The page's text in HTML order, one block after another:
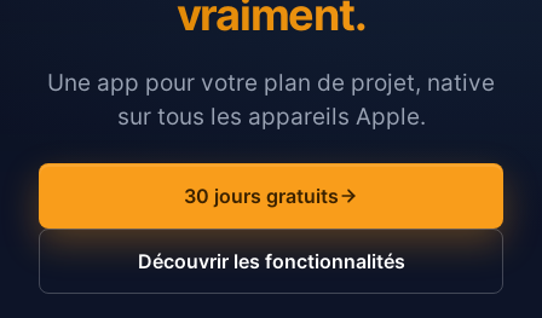
vraiment.
Une app pour votre plan de projet, native
sur tous les appareils Apple.
30 jours gratuits
Découvrir les fonctionnalités